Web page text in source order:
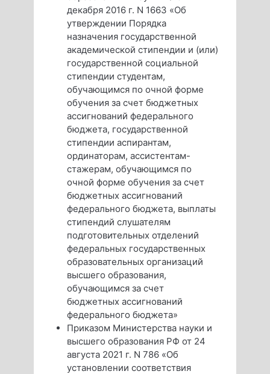
декабря 2016 г. N 1663 «Об
утверждении Порядка
назначения государственной
академической стипендии и (или)
государственной социальной
стипендии студентам,
обучающимся по очной форме
обучения за счет бюджетных
ассигнований федерального
бюджета, государственной
стипендии аспирантам,
ординаторам, ассистентам-
стажерам, обучающимся по
очной форме обучения за счет
бюджетных ассигнований
федерального бюджета, выплаты
стипендий слушателям
подготовительных отделений
федеральных государственных
образовательных организаций
высшего образования,
обучающимся за счет
бюджетных ассигнований
федерального бюджета»
Приказом Министерства науки и
высшего образования РФ от 24
августа 2021 г. N 786 «Об
установлении соответствия